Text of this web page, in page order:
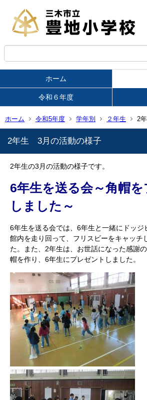
ホーム
令和６年度
ホーム 令和5年度 学年別 ２年生 2
2年生 3月の活動の様子
2年生の3月の活動の様子です。
6年生を送る会～角帽を
しました～
6年生を送る会では、6年生と一緒にドッジ
館内を走り回って、フリスビーをキャッチ
た。また、2年生は、お世話になった感謝
帽を作り、6年生にプレゼントしました。